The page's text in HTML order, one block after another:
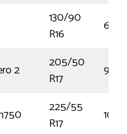
130/90
R16
67S
2
205/50
R17
93H
225/55
R17
101W